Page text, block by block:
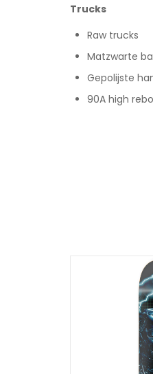
Trucks
Raw trucks
Matzwarte
Gepolijste
90A high